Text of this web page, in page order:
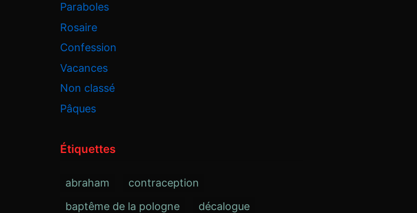
Paraboles
Rosaire
Confession
Vacances
Non classé
Pâques
Étiquettes
abraham
contraception
baptême de la pologne
décalogue